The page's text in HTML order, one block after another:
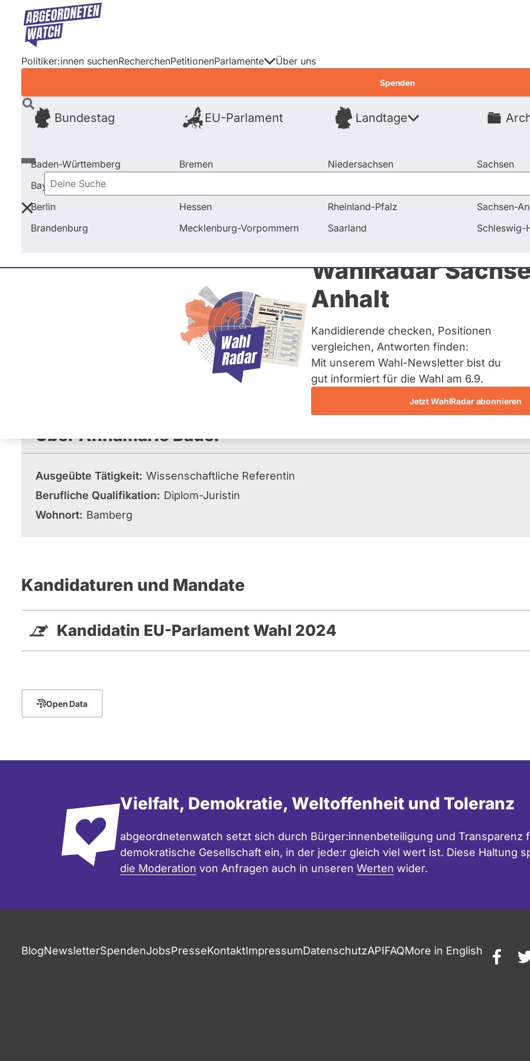
Direkt
Inhalt
Politiker:innen suchenRecherchenPetitionenParlamente
Bundestag EU-Parlament Landtage
Baden-Württemberg
Bayern
Berlin
Brandenburg
Bremen
Hessen
Mecklenburg-Vorpommern
Niedersachsen
Rheinland-Pfalz
Saarland
Sachsen
Sachsen-
Schleswig-
Über uns
Spenden
Deine
Suche
WahlRadar
Anhalt
Kandidierende checken, Positionen
vergleichen, Antworten finden:
Mit unserem Wahl-Newsletter bist du
gut informiert für die Wahl am 6.9.
Jetzt WahlRadar abonnieren
Startseite Frage stellen Annamarie Bauer
Annamarie Bauer
Diese Politikerin hat kein aktuelles und kein zukünftiges
Mandat und keine Direktandidatur auf Landes-, Bundes-
oder EU-Ebene. Mögliche Kandidaturen über eine
Wahlliste werden bei uns nicht erfasst.
Über Annamarie Bauer
Ausgeübte Tätigkeit Wissenschaftliche Referentin
Berufliche Qualifikation
Diplom-Juristin
Wohnort
Bamberg
Kandidaturen und Mandate
Kandidatin EU-Parlament Wahl 2024
Open Data
Vielfalt, Demokratie, Weltoffenheit und Toleranz
abgeordnetenwatch setzt sich durch Bürger:innenbeteiligung und Transparenz
demokratische Gesellschaft ein, in der jede:r gleich viel wert ist. Diese Haltung
die Moderation von Anfragen auch in unseren Werten wider.
BlogNewsletterSpendenJobsPresseKontaktImpressumDatenschutzAPIFAQMore in English